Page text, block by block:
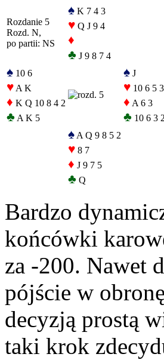
Rozdanie 5
Rozd. N,
po partii: NS
♠ K 7 4 3
♥ Q J 9 4
♦
♣ J 9 8 7 4
♠ 10 6
♥ A K
♦ K Q 10 8 4 2
♣ A K 5
♠ J
♥ 10 6 5
♦ A 6 3
♣ 10 6 3 2
♠ A Q 9 8 5 2
♥ 8 7
♦ J 9 7 5
♣ Q
Bardzo
końcówki
za -200. Nawet
pójście w
decyzją prostą
taki krok